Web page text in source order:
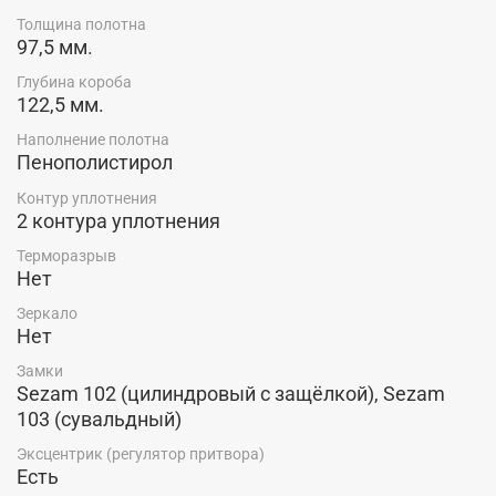
повышает безопасность, а раздельная ручка и глазок
добавляют удобства в использовании.
Купить входную металлическую дверь SEZAM A-11
Чёрный муар+Кашемир графит - Кашемир силивер по
низкой цене производителя, со склада в г. Красноярск,
можно в салоне-магазине компании "Ярдеко".
Толщина полотна
97,5 мм.
Глубина короба
122,5 мм.
Наполнение полотна
Пенополистирол
Контур уплотнения
2 контура уплотнения
Терморазрыв
Нет
Зеркало
Нет
Замки
Sezam 102 (цилиндровый с защёлкой), Sezam
103 (сувальдный)
Эксцентрик (регулятор притвора)
Есть